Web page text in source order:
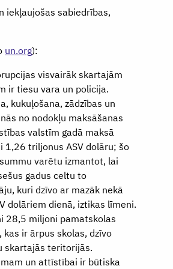
iekļaujošas sabiedrības,
un.org):
visvairāk skartajām
ir tiesu vara un policija.
kukuļošana, zādzības un
no nodokļu maksāšanas
valstīm gadā maksā
1,26 triljonus ASV dolāru; šo
varētu izmantot, lai
gadus celtu to
kuri dzīvo ar mazāk nekā
dolāriem dienā, iztikas līmeni.
28,5 miljoni pamatskolas
kas ir ārpus skolas, dzīvo
skartajās teritorijās.
un attīstībai ir būtiska